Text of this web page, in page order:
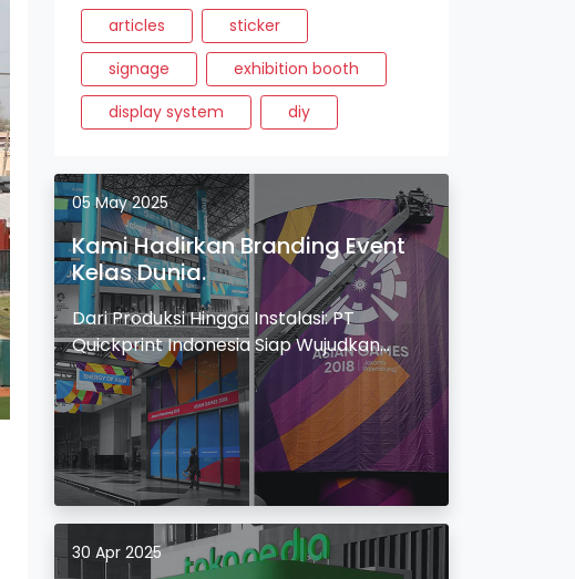
articles
sticker
signage
exhibition booth
display system
diy
05 May 2025
Kami Hadirkan Branding Event
Kelas Dunia.
Dari Produksi Hingga Instalasi: PT
Quickprint Indonesia Siap Wujudkan
Event Branding Besar.
30 Apr 2025